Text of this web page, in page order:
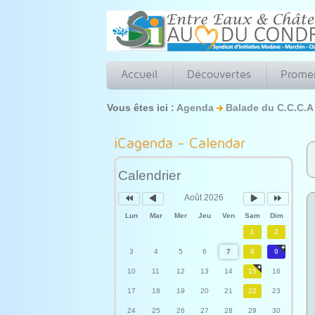
Accueil Découvertes
Vous êtes ici : Agenda Balade du
iCagenda - Calendar
Calendrier
Août 2026
Lun Mar Mer Jeu Ven Sam Dim
1 2
3 4 5 6 7 8 9
10 11 12 13 14 15 16
17 18 19 20 21 22 23
24 25 26 27 28 29 30